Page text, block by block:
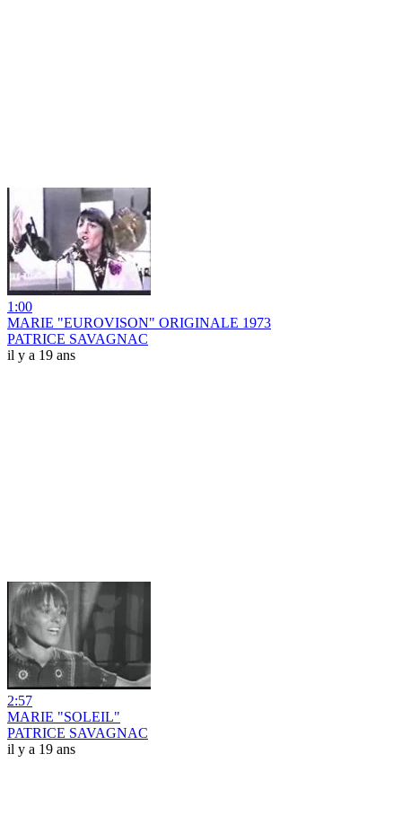
1:00
MARIE "EUROVISON" ORIGINALE 1973
PATRICE SAVAGNAC
il y a 19 ans
2:57
MARIE "SOLEIL"
PATRICE SAVAGNAC
il y a 19 ans